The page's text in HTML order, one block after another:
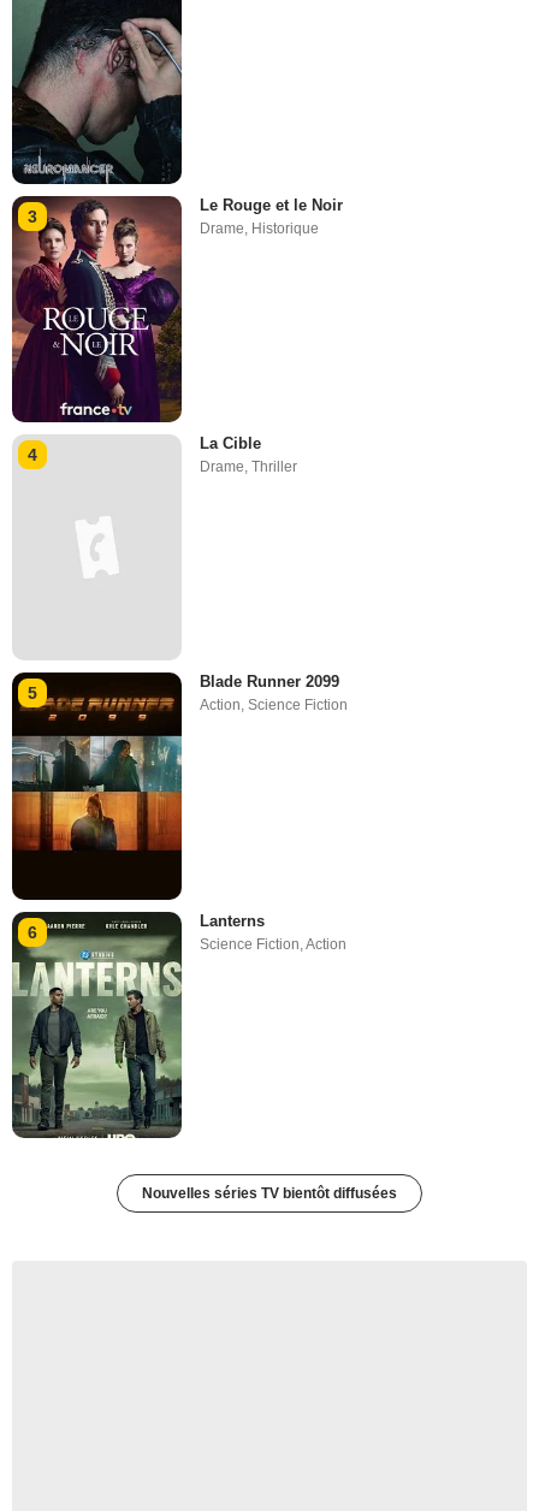
3
Le Rouge et le Noir
Drame Historique
4
La Cible
Drame,Thriller
5
Blade Runner 2099
Action,Science Fiction
6
Lanterns
Science Fiction ,Action
Nouvelles séries TV bientôt diffusées